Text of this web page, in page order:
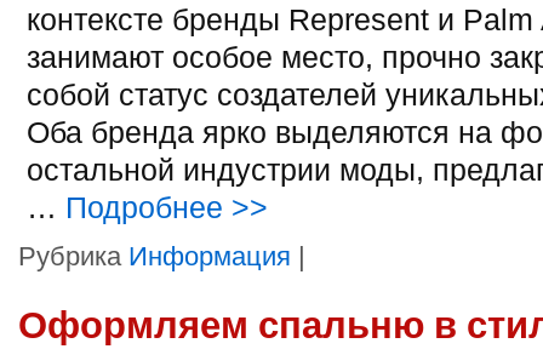
контексте бренды Represent и
занимают особое место, прочно
собой статус создателей
Оба бренда ярко выделяются на
остальной индустрии моды,
… Подробнее >>
Рубрика Информация |
Оформляем спальню в